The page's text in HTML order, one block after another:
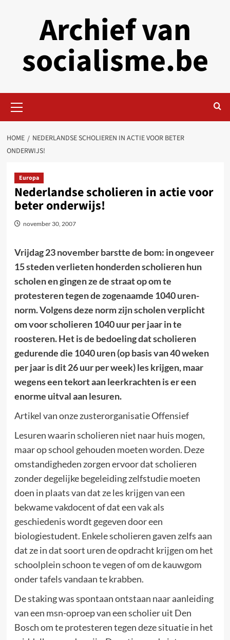
Archief van
socialisme.be
Menu
HOME
NEDERLANDSE SCHOLIEREN IN ACTIE VOOR BETER
ONDERWIJS!
Europa
Nederlandse scholieren in actie voor
beter onderwijs!
november 30, 2007
Vrijdag 23 november barstte de bom: in ongeveer
15 steden verlieten honderden scholieren hun
scholen en gingen ze de straat op om te
protesteren tegen de zogenaamde 1040 uren-
norm. Volgens deze norm zijn scholen verplicht
om voor scholieren 1040 uur per jaar in te
roosteren. Het is de bedoeling dat scholieren
gedurende die 1040 uren (op basis van 40 weken
per jaar is dit 26 uur per week) les krijgen, maar
wegens een tekort aan leerkrachten is er een
enorme uitval aan lesuren.
Artikel van onze zusterorganisatie Offensief
Lesuren waarin scholieren niet naar huis mogen,
maar op school gehouden moeten worden. Deze
omstandigheden zorgen ervoor dat scholieren
zonder degelijke begeleiding zelfstudie moeten
doen in plaats van dat ze les krijgen van een
bekwame vakdocent of dat een vak als
geschiedenis wordt gegeven door een
biologiestudent. Enkele scholieren gaven zelfs aan
dat ze in dat soort uren de opdracht krijgen om het
schoolplein schoon te vegen of om de kauwgom
onder tafels vandaan te krabben.
De staking was spontaan ontstaan naar aanleiding
van een msn-oproep van een scholier uit Den
Bosch om te protesteren tegen deze situatie in het